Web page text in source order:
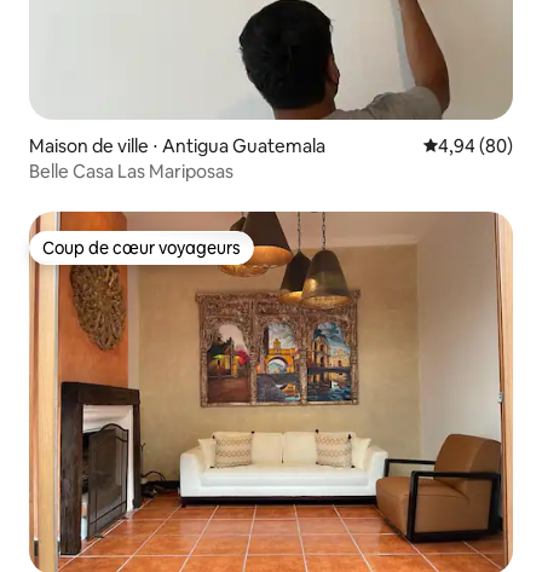
Maison de ville ⋅ Antigua Guatemala Évaluation
4,94 (80)
Belle Casa Las Mariposas
Coup de cœur voyageurs
Coup de cœur voyageurs